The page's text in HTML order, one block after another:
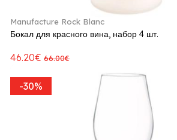
Manufacture Rock Blanc
Бокал для красного вина, набор 4 шт.
46.20€ 66.00€
-30%